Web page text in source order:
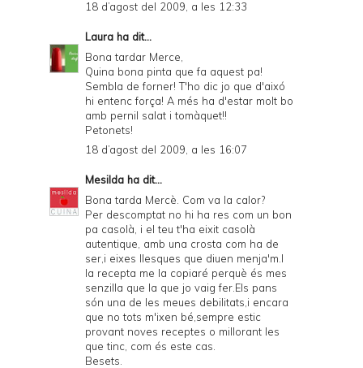
18 d’agost del 2009, a les 12:33
Laura ha dit...
Bona tardar Merce,
Quina bona pinta que fa aquest pa!
Sembla de forner! T'ho dic jo que d'aixó
hi entenc força! A més ha d'estar molt bo
amb pernil salat i tomàquet!!
Petonets!
18 d’agost del 2009, a les 16:07
Mesilda ha dit...
Bona tarda Mercè. Com va la calor?
Per descomptat no hi ha res com un bon
pa casolà, i el teu t'ha eixit casolà
autentique, amb una crosta com ha de
ser,i eixes llesques que diuen menja'm.I
la recepta me la copiaré perquè és mes
senzilla que la que jo vaig fer.Els pans
són una de les meues debilitats,i encara
que no tots m'ixen bé,sempre estic
provant noves receptes o millorant les
que tinc, com és este cas.
Besets.